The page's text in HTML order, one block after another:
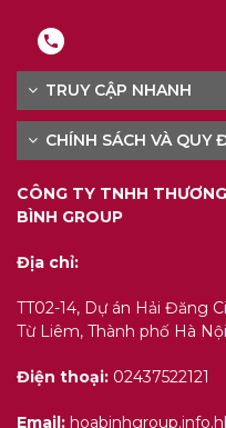
TRUY CẬP NHANH
CHÍNH SÁCH VÀ QUY
CÔNG TY TNHH
BÌNH GROUP
Địa chỉ:
TT02-14, Dự án Hải Đăng
Từ Liêm, Thành phố Hà
Điện thoại: 02437522121
Email: